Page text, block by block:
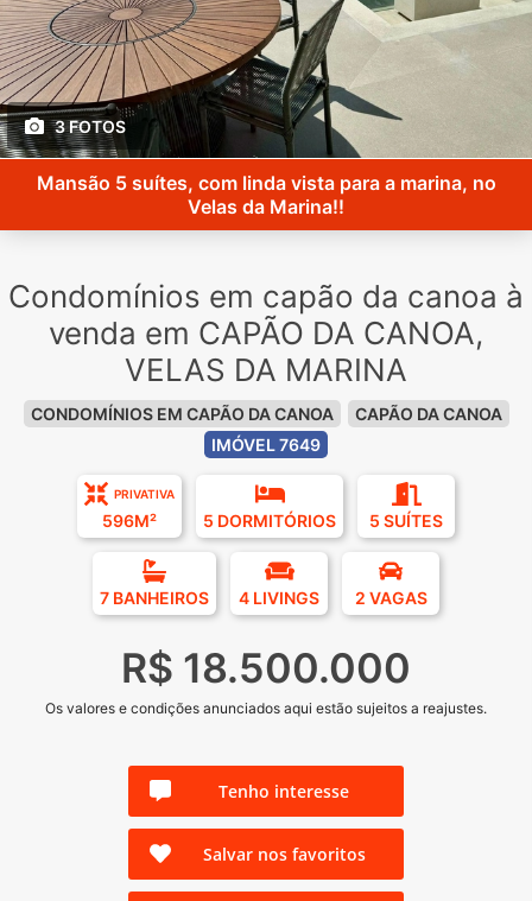
3 FOTOS
Mansão 5 suítes, com linda vista para a marina, no
Velas da Marina!!
Condomínios em capão da canoa à
venda em CAPÃO DA CANOA,
VELAS DA MARINA
CONDOMÍNIOS EM CAPÃO DA CANOA
CAPÃO DA CANOA
IMÓVEL 7649
PRIVATIVA
596M² 5 DORMITÓRIOS 5 SUÍTES
7 BANHEIROS 4 LIVINGS 2 VAGAS
R$ 18.500.000
Os valores e condições anunciados aqui estão sujeitos a reajustes.
Tenho interesse
Salvar nos favoritos